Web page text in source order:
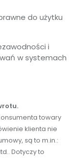
do użytku
i
w systemach
towary
klienta nie
są to m.in.:
Dotyczy to